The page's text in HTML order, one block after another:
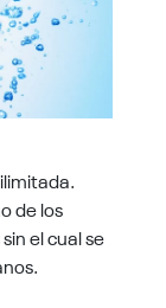
de los
el cual se